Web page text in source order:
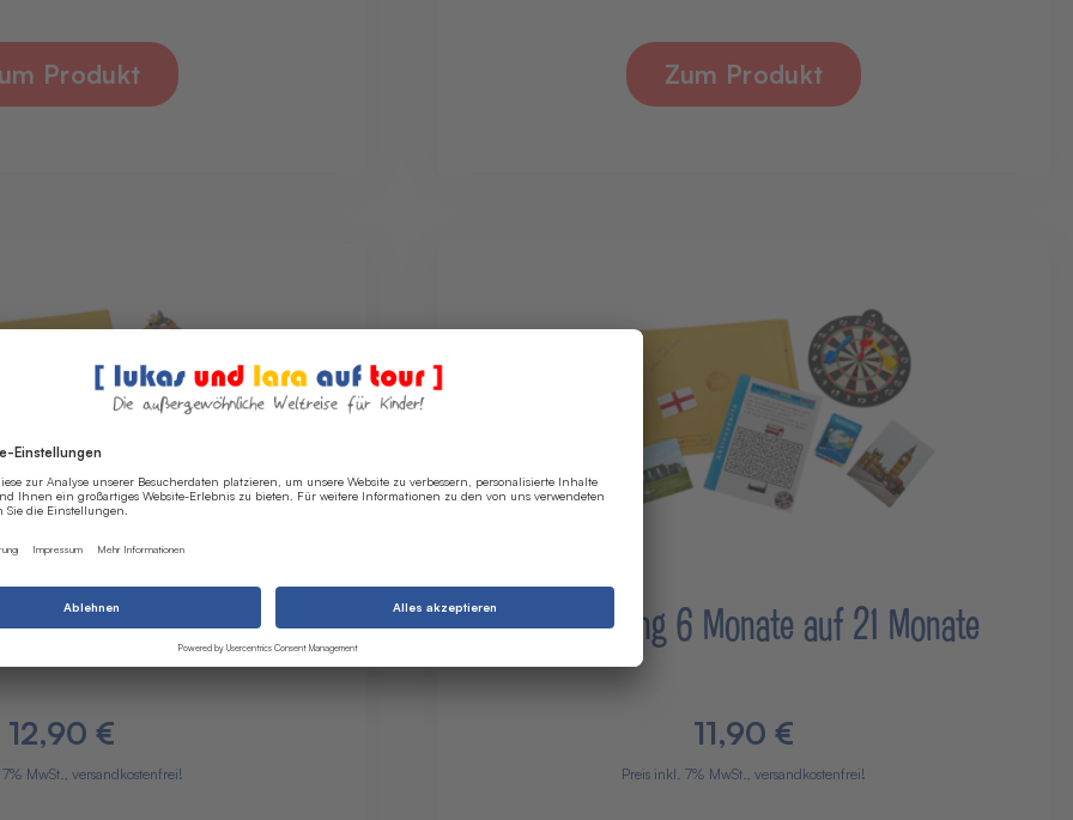
Produkt Zum Produkt
Monate auf 18 Monate
12,90 €
MwSt., versandkostenfrei!
Verlängerung 6 Monate auf 21 Monate
11,90 €
Preis inkl. 7% MwSt., versandkostenfrei!